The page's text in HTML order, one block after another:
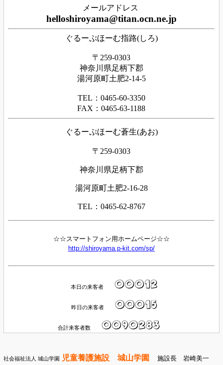
メールアドレス
helloshiroyama@titan.ocn.ne.jp
ぐるーぷほーむ指路(しろ)
〒259-0303
神奈川県足柄下郡
湯河原町土肥2-14-5
TEL：0465-60-3350
FAX：0465-63-1188
ぐるーぷほーむ蒼生(あお)
〒259-0303
神奈川県足柄下郡
湯河原町土肥2-16-28
TEL：0465-62-8767
☆☆スマートフォン用ホームページ☆☆
http://shiroyama.p-kit.com/sp/
本日の来客者
昨日の来客者
合計来客者数
社会福祉法人 城山学園 児童養護施設 城山学園 施設長 岩崎美一